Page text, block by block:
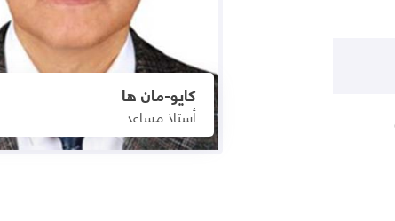
كايو-مان ها
أستاذ مساعد